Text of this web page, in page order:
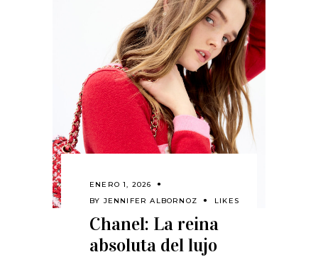
ENERO 1, 2026
BY JENNIFER ALBORNOZ LIKES
Chanel: La reina
absoluta del lujo